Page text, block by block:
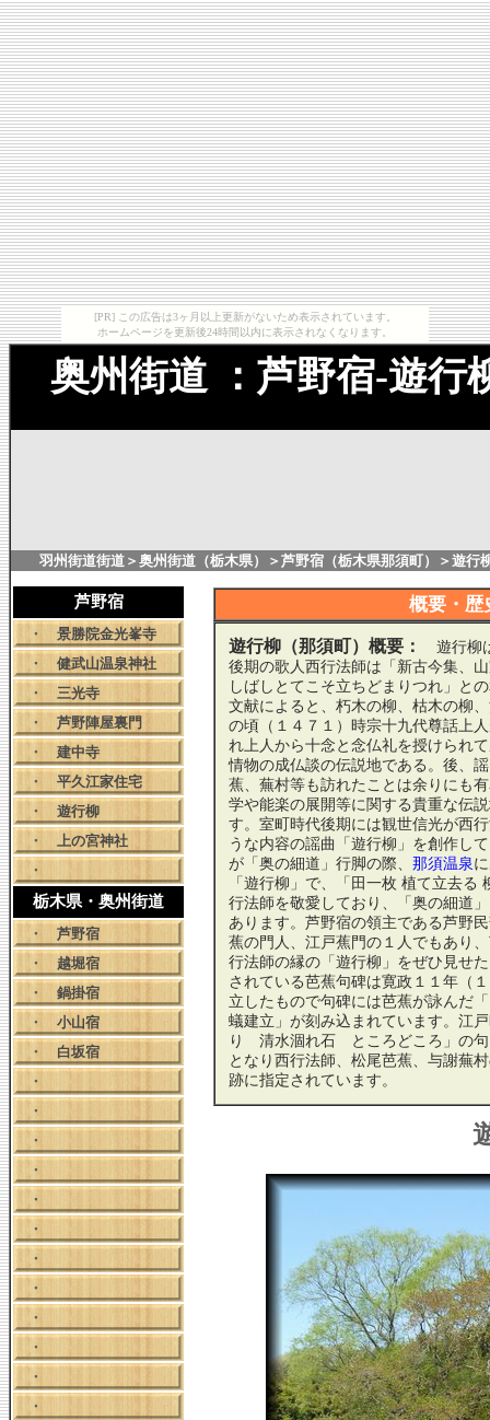
[PR] この広告は3ヶ月以上更新がないため表示されています。
ホームページを更新後24時間以内に表示されなくなります。
奥州街道 ：芦野宿-遊行
羽州街道街道 ＞ 奥州街道（栃木県） ＞ 芦野宿（栃木県那須町） ＞遊行
芦野宿
・ 景勝院金光峯寺
・ 健武山温泉神社
・ 三光寺
・ 芦野陣屋裏門
・ 建中寺
・ 平久江家住宅
・ 遊行柳
・ 上の宮神社
・
栃木県・奥州街道
・ 芦野宿
・ 越堀宿
・ 鍋掛宿
・ 小山宿
・ 白坂宿
・
・
・
・
・
・
・
・
・
・
・
・
概要・歴
遊行柳（那須町）概要：
遊行柳
後期の歌人西行法師は「新古今集、
しばしとてこそ立ちどまりつれ」と
文献によると、朽木の柳、枯木の柳
の頃（１４７１）時宗十九代尊話上
れ上人から十念と念仏礼を授けられ
情物の成仏談の伝説地である。後、
蕉、蕪村等も訪れたことは余りにも
学や能楽の展開等に関する貴重な伝
す。室町時代後期には観世信光が西
うな内容の謡曲「遊行柳」を創作し
が「奥の細道」行脚の際、 那須温泉
「遊行柳」で、「田一枚 植て立去
行法師を敬愛しており、「奥の細道
あります。芦野宿の領主である芦野
蕉の門人、江戸蕉門の１人でもあり
行法師の縁の「遊行柳」をぜひ見せ
されている芭蕉句碑は寛政１１年（
立したもので句碑には芭蕉が詠んだ
蟻建立」が刻み込まれています。江
り 清水涸れ石 ところどころ」の句
となり西行法師、松尾芭蕉、与謝蕪
跡に指定されています。